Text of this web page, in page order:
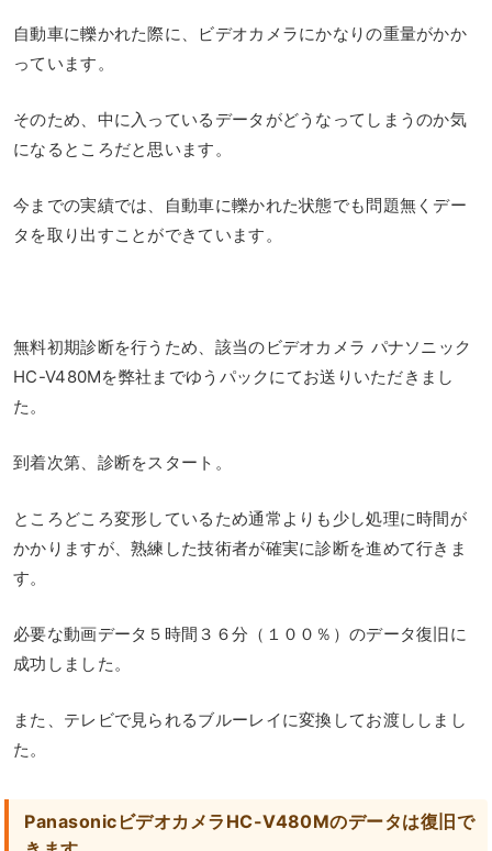
自動車に轢かれた際に、ビデオカメラにかなりの重量がかか
っています。
そのため、中に入っているデータがどうなってしまうのか気
になるところだと思います。
今までの実績では、自動車に轢かれた状態でも問題無くデー
タを取り出すことができています。
無料初期診断を行うため、該当のビデオカメラ パナソニック
HC-V480Mを弊社までゆうパックにてお送りいただきまし
た。
到着次第、診断をスタート。
ところどころ変形しているため通常よりも少し処理に時間が
かかりますが、熟練した技術者が確実に診断を進めて行きま
す。
必要な動画データ５時間３６分（１００％）のデータ復旧に
成功しました。
また、テレビで見られるブルーレイに変換してお渡ししまし
た。
PanasonicビデオカメラHC-V480Mのデータは復旧で